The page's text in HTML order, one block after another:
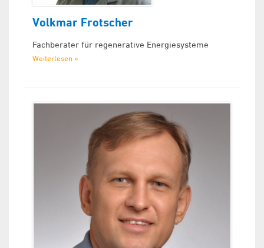
Volkmar Frotscher
Fachberater für regenerative Energiesysteme
Weiterlesen »